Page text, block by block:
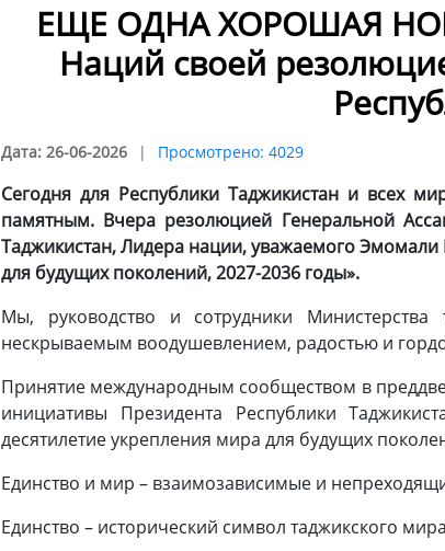
ЕЩЕ ОДНА ХОРОШАЯ
Наций своей
Дата: 26-06-2026 Просмотрено: 4029
Сегодня для Республики Таджикистан и всех
памятным. Вчера резолюцией Генеральной
Таджикистан, Лидера нации, уважаемого
для будущих поколений, 2027-2036 годы».
Мы, руководство и сотрудники Министерства
нескрываемым воодушевлением, радостью и
Принятие международным сообществом в
инициативы Президента Республики
десятилетие укрепления мира для будущих
Единство и мир – взаимозависимые и
Единство – исторический символ таджикского